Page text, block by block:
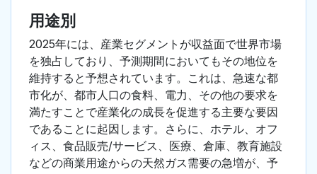
用途別
2025年には、産業セグメントが収益面で世界市場
を独占しており、予測期間においてもその地位を
維持すると予想されています。これは、急速な都
市化が、都市人口の食料、電力、その他の要求を
満たすことで産業化の成長を促進する主要な要因
であることに起因します。さらに、ホテル、オフ
ィス、食品販売/サービス、医療、倉庫、教育施設
などの商業用途からの天然ガス需要の急増が、予